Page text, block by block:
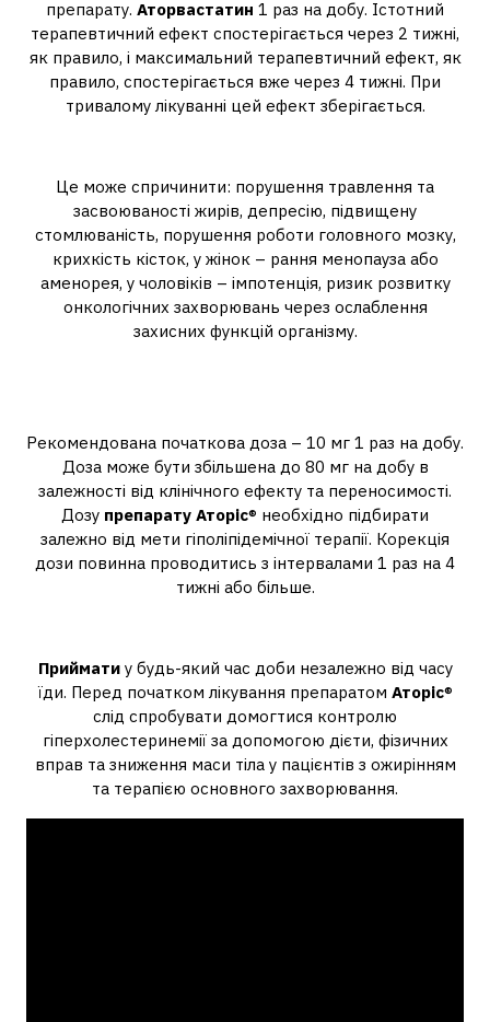
препарату. Аторвастатин 1 раз на добу. Істотний
терапевтичний ефект спостерігається через 2 тижні,
як правило, і максимальний терапевтичний ефект, як
правило, спостерігається вже через 4 тижні. При
тривалому лікуванні цей ефект зберігається.
Це може спричинити: порушення травлення та
засвоюваності жирів, депресію, підвищену
стомлюваність, порушення роботи головного мозку,
крихкість кісток, у жінок – рання менопауза або
аменорея, у чоловіків – імпотенція, ризик розвитку
онкологічних захворювань через ослаблення
захисних функцій організму.
Рекомендована початкова доза – 10 мг 1 раз на добу.
Доза може бути збільшена до 80 мг на добу в
залежності від клінічного ефекту та переносимості.
Дозу препарату Аторіс® необхідно підбирати
залежно від мети гіполіпідемічної терапії. Корекція
дози повинна проводитись з інтервалами 1 раз на 4
тижні або більше.
Прийматиу будь-який час доби незалежно від часу
їди. Перед початком лікування препаратом Аторіс®
слід спробувати домогтися контролю
гіперхолестеринемії за допомогою дієти, фізичних
вправ та зниження маси тіла у пацієнтів з ожирінням
та терапією основного захворювання.